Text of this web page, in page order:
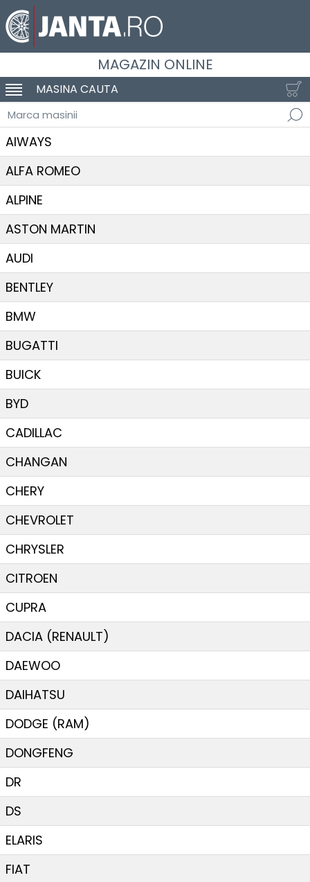
MAGAZIN ONLINE
SCHIMBA NAVIGAREA
MASINA CAUTA
Marca masinii
AIWAYS
ALFA ROMEO
ALPINE
ASTON MARTIN
AUDI
BENTLEY
BMW
BUGATTI
BUICK
BYD
CADILLAC
CHANGAN
CHERY
CHEVROLET
CHRYSLER
CITROEN
CUPRA
DACIA (RENAULT)
DAEWOO
DAIHATSU
DODGE (RAM)
DONGFENG
DR
DS
ELARIS
FIAT